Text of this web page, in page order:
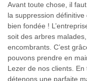
Avant toute chose, il
la suppression définitive
bien fondée !
soit des arbres
encombrants. C’est
pouvons prendre en
Lezer de nos clients.
détenons une parfaite